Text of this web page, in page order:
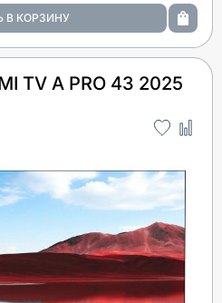
TV A PRO 43 2025